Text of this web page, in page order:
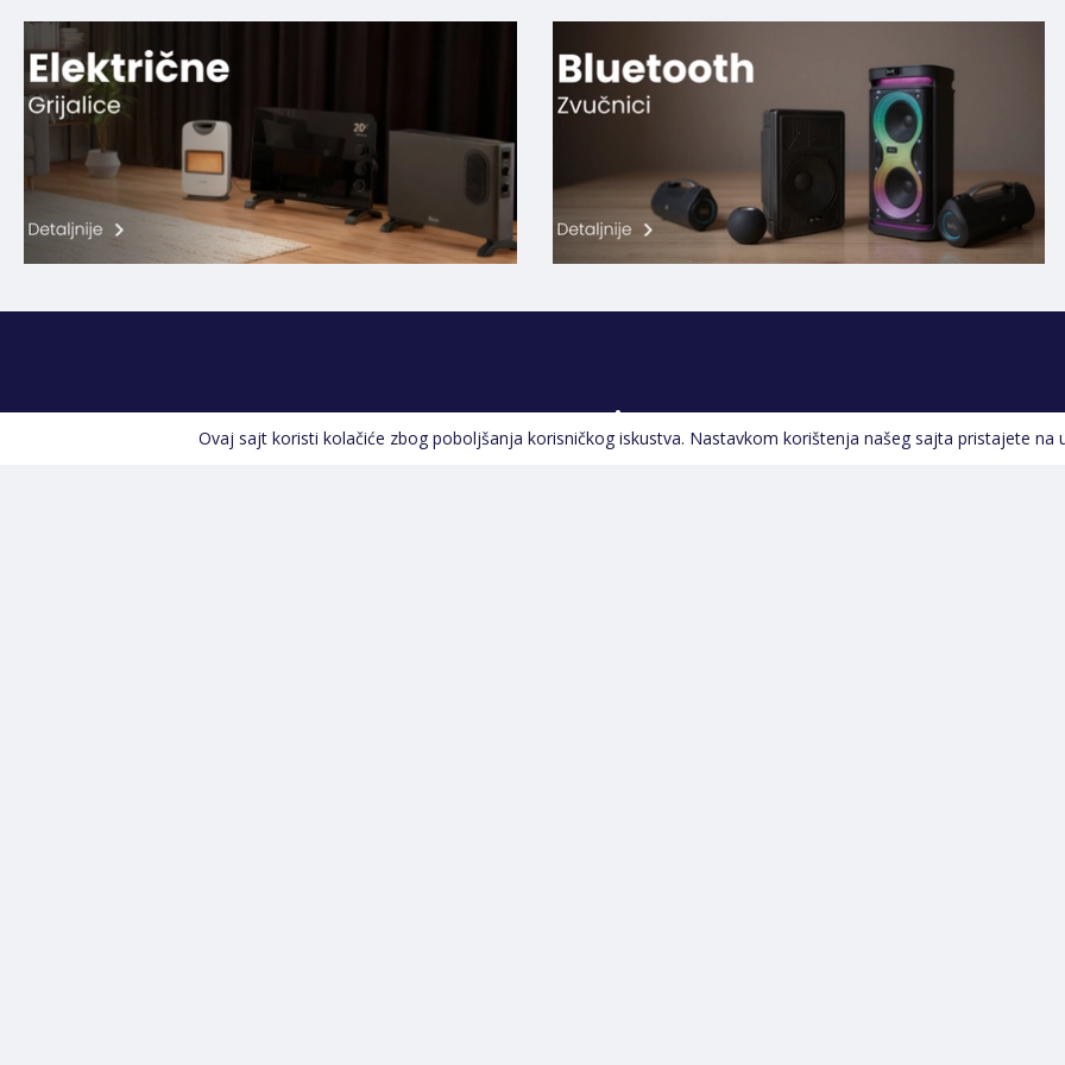
Pratite nas
Ovaj sajt koristi kolačiće zbog poboljšanja korisničkog iskustva. Nastavkom korištenja našeg sajta pristajete na